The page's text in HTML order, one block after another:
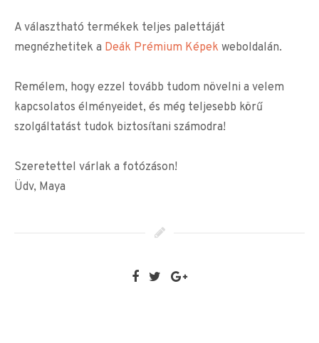
A választható termékek teljes palettáját
megnézhetitek a Deák Prémium Képek weboldalán.
Remélem, hogy ezzel tovább tudom növelni a velem
kapcsolatos élményeidet, és még teljesebb körű
szolgáltatást tudok biztosítani számodra!
Szeretettel várlak a fotózáson!
Üdv, Maya